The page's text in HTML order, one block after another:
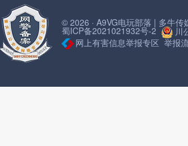
© 2026 · A9VG电玩部落 | 多牛传
蜀ICP备2021021932号-2
川
网上有害信息举报专区 举报